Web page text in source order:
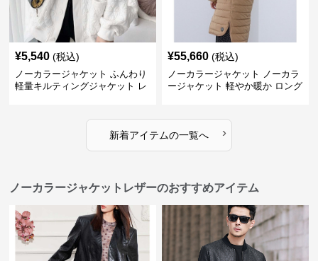
¥5,540 (税込)
ノーカラージャケット ふんわり
軽量キルティングジャケット レ
¥55,660 (税込)
ノーカラージャケット ノーカラ
ージャケット 軽やか暖か ロング
新着アイテムの一覧へ ›
ノーカラージャケットレザーのおすすめアイテム